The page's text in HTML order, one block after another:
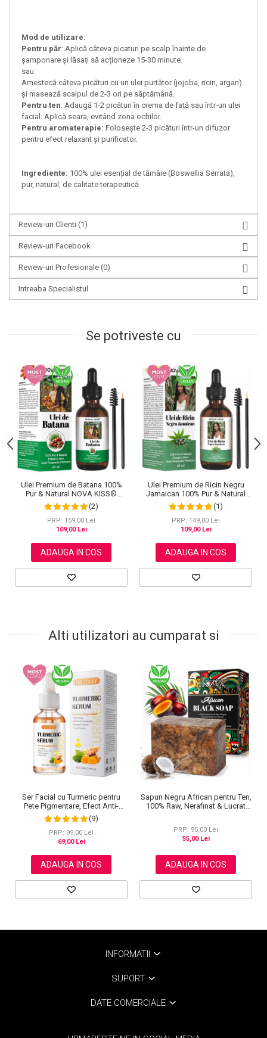
Mod de utilizare:
Pentru păr: Aplică câteva picaturi pe scalp înainte de
șamponare și lăsați să acționeze 15-30 minute.
sau
Amestecă câteva picături cu un ulei purtător (jojoba, ricin, argan)
și masează scalpul de 2-3 ori pe săptămână.
Pentru ten: Adaugă 1-2 picături în crema de față sau într-un ulei
facial. Aplică seara, evitând zona ochilor.
Pentru aromaterapie: Folosește 2-3 picături într-un difuzor
pentru efect relaxant și purificator.
Ingrediente: 100% ulei esențial de tămâie (Boswellia Serrata),
pur, natural, de calitate terapeutică
Review-uri Clienti (1)
Review-uri Facebook
Review-uri Profesionale (0)
Intreaba Specialistul
Se potriveste cu
Ulei Premium de Batana 100%
Pur & Natural NOVA KISS®
pentru Cresterea Parului, Tratarea
Scalpului si Ingrijirea Pielii, 60 ml
(2)
PRP: 159,00 Lei
109,00 Lei
ADAUGA IN COS
Ulei Premium de Ricin Negru
Jamaican 100% Pur & Natural
NOVA KISS® pentru cresterea
parului, ingrijirea scalpului, pielii,
genelor si sprancenelor, 60 ml
(1)
PRP: 149,00 Lei
109,00 Lei
ADAUGA IN COS
Alti utilizatori au cumparat si
Ser Facial cu Turmeric pentru
Pete Pigmentare, Efect Anti-
Imbatranire SEFUDUN, 30 ml
(9)
PRP: 99,00 Lei
69,00 Lei
ADAUGA IN COS
Sapun Negru African pentru Ten,
100% Raw, Nerafinat & Lucrat
PRP: 95,00 Lei
55,00 Lei
ADAUGA IN COS
INFORMATII
SUPORT
DATE COMERCIALE